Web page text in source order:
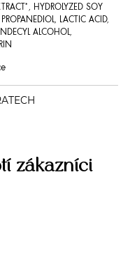
HYDROLYZED SOY
LACTIC ACID,
ALCOHOL,
zákazníci